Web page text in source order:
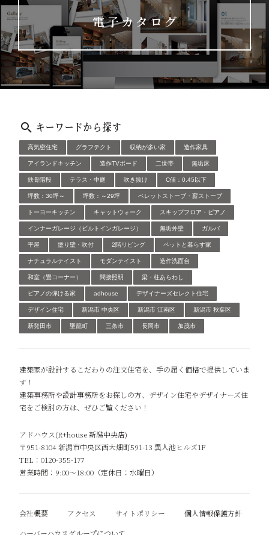
電子カタログ
キーワードから探す
高気密住宅 グラフテクト 収納が多い家 造作家具
アイランドキッチン 造作TVボード 二世帯 無垢床
鉄骨階段 テラス・中庭 吹き抜け C値：0.45以下
坪数：30坪～ 坪数：～29坪 ペレットストーブ・薪ストーブ
トーヨーキッチン キャットウォーク スキップフロア・ピアノ
インナーガレージ（ビルトインガレージ） 無垢外壁 ガルバ
平屋 塗り壁・吹付 2階リビング ペットと暮らす家
ナチュラルテイスト モダンテイスト 造作洗面台
和室（畳コーナー） 間接照明 梁・柱あらわし
ピアノの弾ける家 adhouse デザイナーズセレクト住宅
デザイン住宅 新潟市 中央区 新潟市 江南区 新潟市 秋葉区
新発田市 聖籠町 三条市 長岡市 加茂市
建築家が設計するこだわりの注文住宅を、手の届く価格で提供していま
す！
建築事務所や設計事務所をお探しの方、デザイン住宅やデザイナーズ住
宅をご検討の方は、ぜひご覧ください！
アドハウス(R+house 新潟中央店)
〒951-8104 新潟市中央区西大畑町591-13 異人池ヒルズ1F
TEL：0120-355-177
営業時間：9:00～18:00（定休日：水曜日）
会社概要 アクセス サイトポリシー
個人情報保護方針
ハーバーハウスグループについて